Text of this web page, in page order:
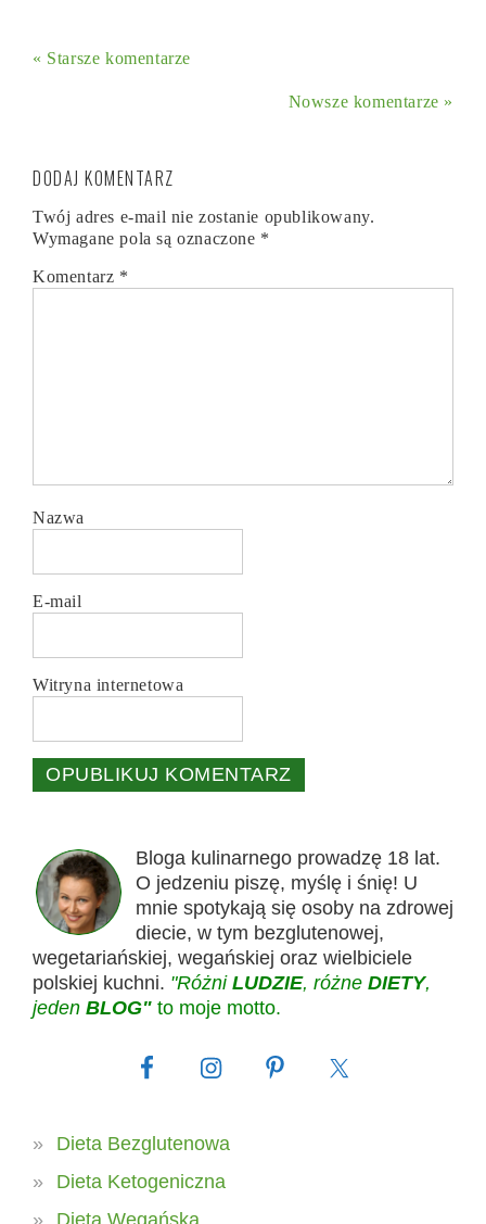
« Starsze komentarze
Nowsze komentarze »
DODAJ KOMENTARZ
Twój adres e-mail nie zostanie opublikowany.
Wymagane pola są oznaczone *
Komentarz *
Nazwa
E-mail
Witryna internetowa
Bloga kulinarnego prowadzę 18 lat.
O jedzeniu piszę, myślę i śnię! U
mnie spotykają się osoby na zdrowej
diecie, w tym bezglutenowej,
wegetariańskiej, wegańskiej oraz wielbiciele
polskiej kuchni. "Różni LUDZIE, różne DIETY,
jeden BLOG" to moje motto.
Dieta Bezglutenowa
Dieta Ketogeniczna
Dieta Wegańska